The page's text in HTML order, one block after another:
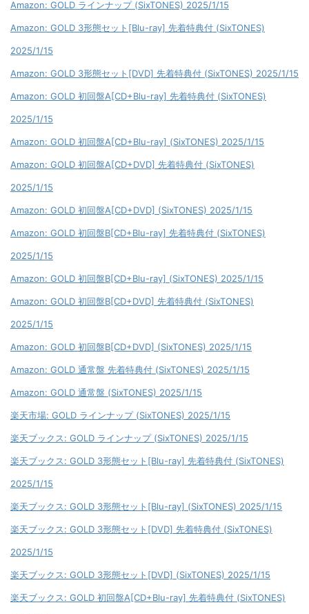
Amazon: GOLD ラインナップ (SixTONES) 2025/1/15
Amazon: GOLD 3形態セット[Blu-ray] 先着特典付 (SixTONES)
2025/1/15
Amazon: GOLD 3形態セット[DVD] 先着特典付 (SixTONES) 2025/1/15
Amazon: GOLD 初回盤A[CD+Blu-ray] 先着特典付 (SixTONES)
2025/1/15
Amazon: GOLD 初回盤A[CD+Blu-ray] (SixTONES) 2025/1/15
Amazon: GOLD 初回盤A[CD+DVD] 先着特典付 (SixTONES)
2025/1/15
Amazon: GOLD 初回盤A[CD+DVD] (SixTONES) 2025/1/15
Amazon: GOLD 初回盤B[CD+Blu-ray] 先着特典付 (SixTONES)
2025/1/15
Amazon: GOLD 初回盤B[CD+Blu-ray] (SixTONES) 2025/1/15
Amazon: GOLD 初回盤B[CD+DVD] 先着特典付 (SixTONES)
2025/1/15
Amazon: GOLD 初回盤B[CD+DVD] (SixTONES) 2025/1/15
Amazon: GOLD 通常盤 先着特典付 (SixTONES) 2025/1/15
Amazon: GOLD 通常盤 (SixTONES) 2025/1/15
楽天市場: GOLD ラインナップ (SixTONES) 2025/1/15
楽天ブックス: GOLD ラインナップ (SixTONES) 2025/1/15
楽天ブックス: GOLD 3形態セット[Blu-ray] 先着特典付 (SixTONES)
2025/1/15
楽天ブックス: GOLD 3形態セット[Blu-ray] (SixTONES) 2025/1/15
楽天ブックス: GOLD 3形態セット[DVD] 先着特典付 (SixTONES)
2025/1/15
楽天ブックス: GOLD 3形態セット[DVD] (SixTONES) 2025/1/15
楽天ブックス: GOLD 初回盤A[CD+Blu-ray] 先着特典付 (SixTONES)